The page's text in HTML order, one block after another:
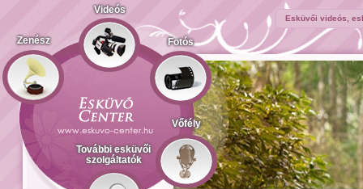
Esküvői videós,
Zenész
Videós
Fotós
Vőfély
További esküvői
szolgáltatók